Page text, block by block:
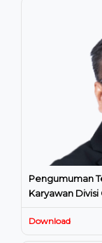
Pengumuman
Karyawan Divisi
Hutama Karya
Download